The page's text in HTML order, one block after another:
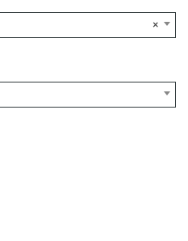
×